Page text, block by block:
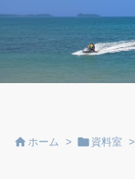
 ホーム >  資料室 >